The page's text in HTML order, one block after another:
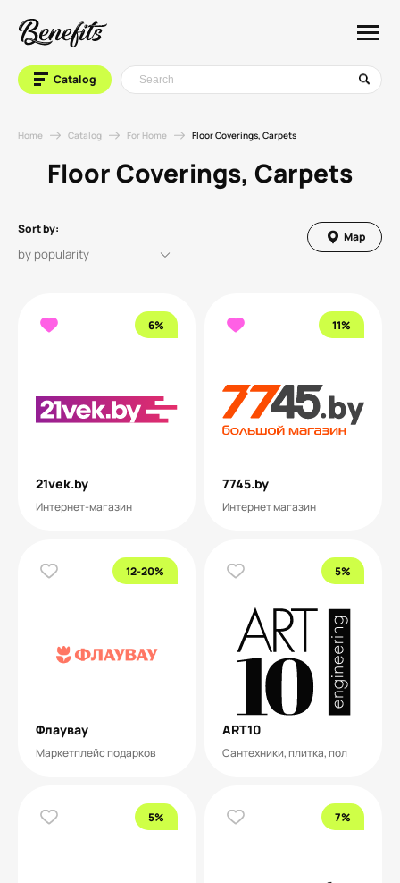
Catalog
Home Catalog For Home Floor Coverings, Carpets
Floor Coverings, Carpets
Sort by:
Map
6%
21vek.by
Интернет-магазин
11%
7745.by
Интернет магазин
12-20%
Флаувау
Маркетплейс подарков
5%
ART10
Сантехники, плитка, пол
5% 7%